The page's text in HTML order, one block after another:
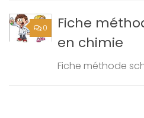
0
Fiche
en chimie
Fiche méthode